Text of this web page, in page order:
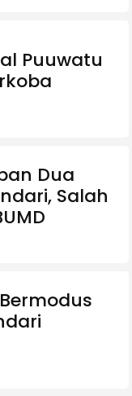
Puuwatu
Dua
Salah